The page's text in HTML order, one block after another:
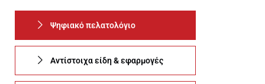
Ψηφιακό πελατολόγιο
Αντίστοιχα είδη & εφαρμογές